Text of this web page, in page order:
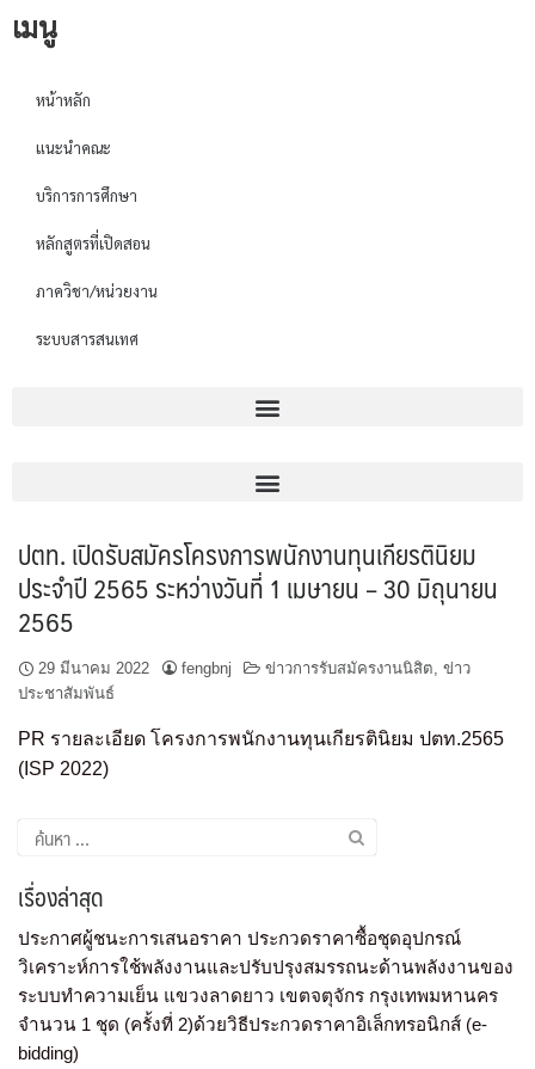
เมนู
หน้าหลัก
แนะนำคณะ
บริการการศึกษา
หลักสูตรที่เปิดสอน
ภาควิชา/หน่วยงาน
ระบบสารสนเทศ
ปตท. เปิดรับสมัครโครงการพนักงานทุนเกียรตินิยม
ประจำปี 2565 ระหว่างวันที่ 1 เมษายน – 30 มิถุนายน
2565
29 มีนาคม 2022 fengbnj ข่าวการรับสมัครงานนิสิต, ข่าว
ประชาสัมพันธ์
PR รายละเอียด โครงการพนักงานทุนเกียรตินิยม ปตท.2565
(ISP 2022)
เรื่องล่าสุด
ประกาศผู้ชนะการเสนอราคา ประกวดราคาซื้อชุดอุปกรณ์
วิเคราะห์การใช้พลังงานและปรับปรุงสมรรถนะด้านพลังงานของ
ระบบทำความเย็น แขวงลาดยาว เขตจตุจักร กรุงเทพมหานคร
จำนวน 1 ชุด (ครั้งที่ 2)ด้วยวิธีประกวดราคาอิเล็กทรอนิกส์ (e-
bidding)